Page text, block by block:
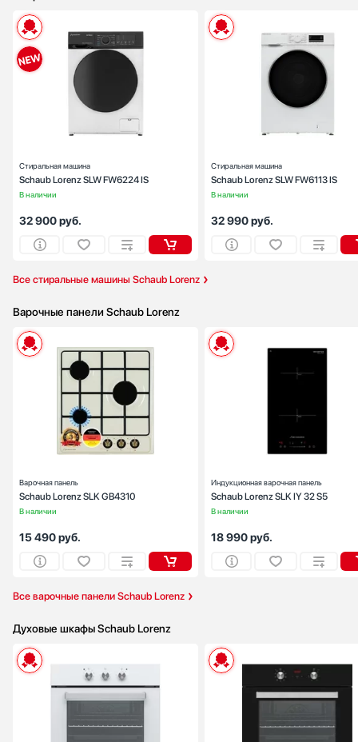
Teka
Toshiba
V-ZUG
VARD
Wolf
Все стиральные машины Schaub Lorenz
В наличии
Стиральная машина
Schaub Lorenz SLW FW6224 IS
Максимальная загрузка (кг):
Скорость отжима (об/мин):
Количество режимов стирки:
32 900руб.
В наличии
Стиральная машина
Schaub Lorenz SLW FW6113 IS
32 990руб.
Варочные панели Schaub Lorenz
Все варочные панели Schaub Lorenz
В наличии
Варочная панель
Schaub Lorenz SLK GB4310
15 490руб.
В наличии
Индукционная варочная панель
Schaub Lorenz SLK IY 32 S5
18 990руб.
Духовые шкафы Schaub Lorenz
Способ подключения: